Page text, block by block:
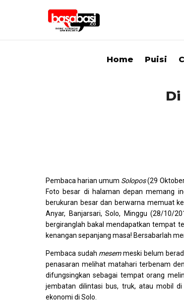
Home Puisi
Pembaca harian umum Solopos(29
Foto besar di halaman depan memang
berukuran besar dan berwarna memuat
Anyar, Banjarsari, Solo, Minggu (28/10/
bergiranglah bakal mendapatkan tempat
kenangan sepanjang masa! Bersabarlah
Pembaca sudah mesemmeski belum
penasaran melihat matahari terbenam
difungsingkan sebagai tempat orang
jembatan dilintasi bus, truk, atau mobil
ekonomi di Solo.